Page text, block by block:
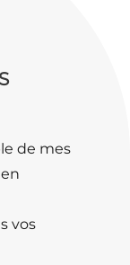
de mes
vos